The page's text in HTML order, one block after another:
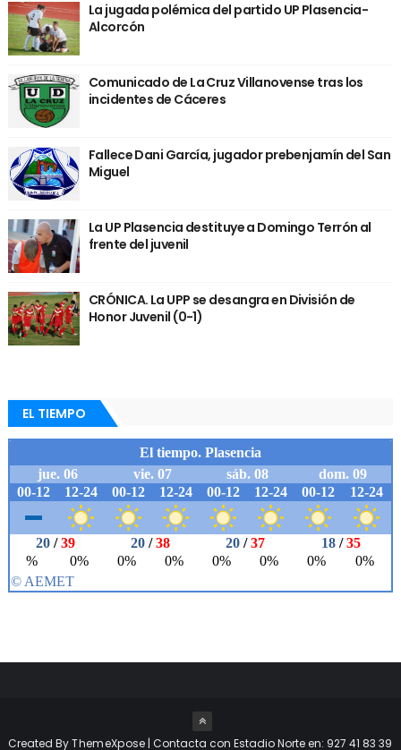
La jugada polémica del partido UP Plasencia-
Alcorcón
Comunicado de La Cruz Villanovense tras los
incidentes de Cáceres
Fallece Dani García, jugador prebenjamín del San
Miguel
La UP Plasencia destituye a Domingo Terrón al
frente del juvenil
CRÓNICA. La UPP se desangra en División de
Honor Juvenil (0-1)
EL TIEMPO
Created ByThemeXpose | Contacta con Estadio Norte en: 927 41 83 39